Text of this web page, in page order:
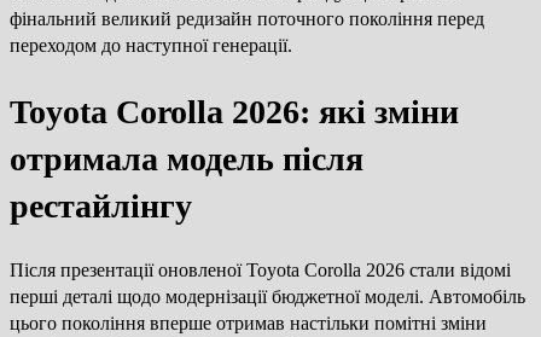
фінальний великий редизайн поточного покоління перед
переходом до наступної генерації.
Toyota Corolla 2026: які зміни
отримала модель після
рестайлінгу
Після презентації оновленої Toyota Corolla 2026 стали відомі
перші деталі щодо модернізації бюджетної моделі. Автомобіль
цього покоління вперше отримав настільки помітні зміни